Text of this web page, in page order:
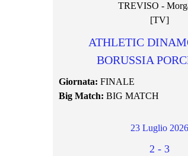
TREVISO -
[TV]
ATHLETIC
BORUSSIA
Giornata: FINALE
Big Match: BIG MATCH
23 Luglio 2026
2 - 3